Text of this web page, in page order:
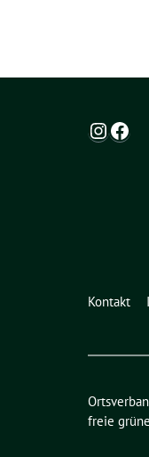
Kontakt
freie